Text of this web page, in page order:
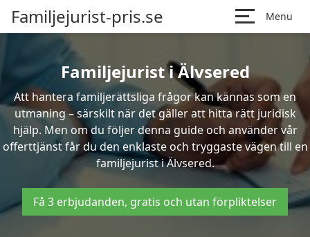
Familjejurist-pris.se Menu
Familjejurist i Älvsered
Att hantera familjerättsliga frågor kan kännas som en
utmaning – särskilt när det gäller att hitta rätt juridisk
hjälp. Men om du följer denna guide och använder vår
offerttjänst får du den enklaste och tryggaste vägen till en
familjejurist i Älvsered.
Få 3 erbjudanden, gratis och utan förpliktelser